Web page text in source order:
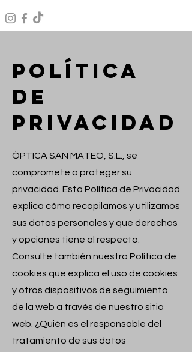
POLÍTICA
DE
PRIVACIDAD
ÓPTICA SAN MATEO, S.L., se
compromete a proteger su
privacidad. Esta Política de Privacidad
explica cómo recopilamos y utilizamos
sus datos personales y qué derechos
y opciones tiene al respecto.
Consulte también nuestra Política de
cookies que explica el uso de cookies
y otros dispositivos de seguimiento
de la web a través de nuestro sitio
web. ¿Quién es el responsable del
tratamiento de sus datos